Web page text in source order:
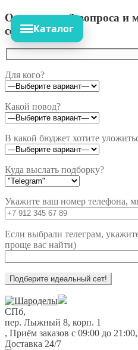
Ответьте на 3 вопроса
сет!
Для кого?
Какой повод?
В какой бюджет хотите
Куда выслать подборку?
Укажите ваш номер телефона,
Если выбрали телеграм,
проще вас найти)
Перейти
к
навигации
Перейти
к
содержимому
СПб,
пер. Лыжный 8, корп. 1
, Приём заказов с 09:00 до 21:00,
Доставка 24/7
Каталог